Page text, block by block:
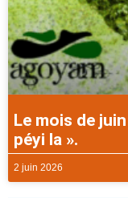
Le mois de
péyi la ».
2 juin 2026